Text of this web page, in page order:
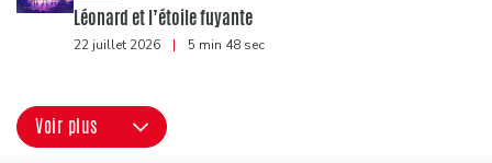
Léonard et l’étoile fuyante
22 juillet 2026 | 5 min 48 sec
Voir plus